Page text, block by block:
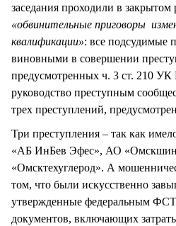
заседания проходили в
«обвинительные приговоры
квалификации»: все подсудимые
виновными в совершении
предусмотренных ч. 3 ст. 210 УК
руководство преступным
трех преступлений,
Три преступления – так как
«АБ ИнБев Эфес», АО
«Омсктехуглерод». А
том, что были искусственно
утвержденные федеральным ФСТ
документов, включающих